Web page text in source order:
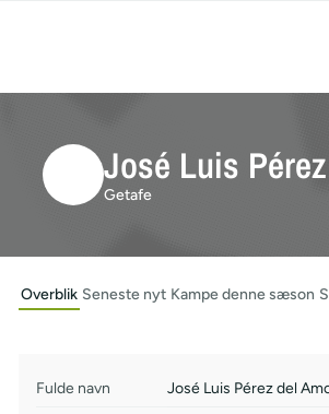
José Luis
Getafe
Overblik Seneste nyt Kampe denne sæson
Fulde navn
José Luis Pérez del